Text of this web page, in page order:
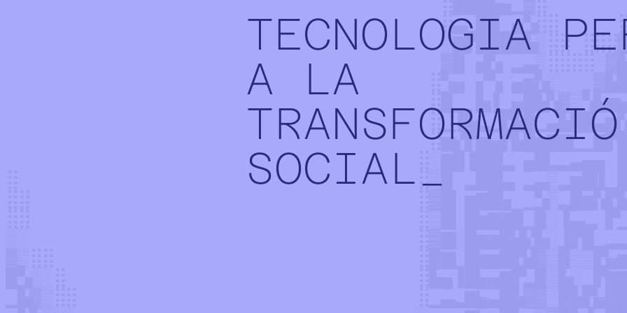
TECNOLOGIA
A LA
TRANSFORMACIÓ
SOCIAL_